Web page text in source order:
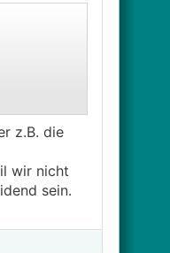
z.B. die
wir nicht
sein.